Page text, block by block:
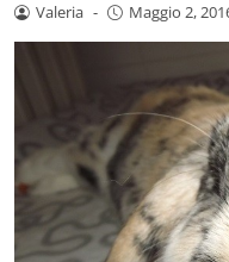
Valeria - Maggio 2,